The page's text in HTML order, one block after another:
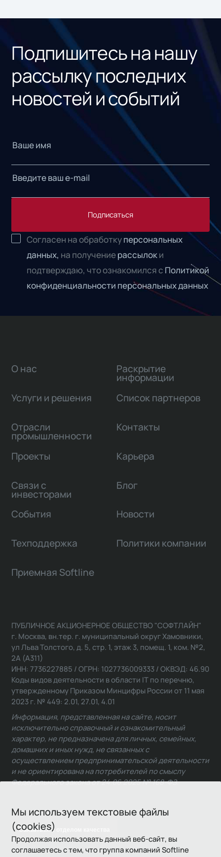
Подпишитесь на нашу
рассылку последних
новостей и событий
Подписаться
Согласен на обработкуперсональных
данных, на получениерассылоки
подтверждаю, что ознакомился с Политикой
конфиденциальности персональных данных
Мы используем текстовые файлы
(cookies)
Продолжая использовать данный веб-сайт, вы
соглашаетесь с тем, что группа компаний Softline
О нас
Услуги и решения
Отрасли
промышленности
Проекты
Связи с
инвесторами
Раскрытие
информации
Список партнеров
Контакты
Карьера
Блог
События Новости
Техподдержка Политики компании
Приемная Softline
Связаться с отделом качества
ПУБЛИЧНОЕ АКЦИОНЕРНОЕ ОБЩЕСТВО "СОФТЛАЙН"
г. Москва, вн.тер. г. муниципальный округ Хамовники,
ул Льва Толстого, д. 5, стр. 1, этаж 3, помещ. 1, ком. №2,
2А (А311)
ИНН: 7736227885 / ОГРН: 1027736009333 / ОКВЭД: 46.90
Коды видов деятельности в области IT по перечню,
утвержденному Приказом Минцифры России от 11 мая
2023 г. № 449: 2.01, 27.01, 4.01
Информация, представленная на сайте, носит
исключительно справочный и ознакомительный
характер, не предназначена для личных, семейных,
домашних и иных нужд, не связанных с
осуществлением предпринимательской деятельности
и не ориентирована на потребителей по смыслу
Федерального закона от 24.06.2025 № 168-ФЗ.